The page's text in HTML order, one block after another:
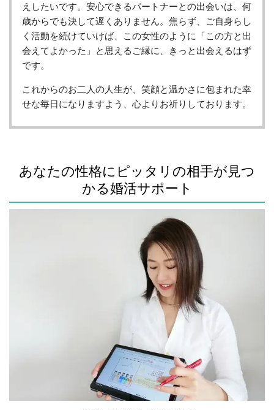
えしたいです。安心できるパートナーとの出会いは、何
歳からでも決して遅くありません。焦らず、ご自身らし
く活動を続けていけば、この女性のように「この方と出
会えてよかった」と思えるご縁に、きっと出会えるはず
です。
これからのお二人の人生が、笑顔と温かさに包まれた幸
せな毎日になりますよう、心よりお祈りしております。
あなたの性格にピッタリの相手が見つ
かる婚活サポート